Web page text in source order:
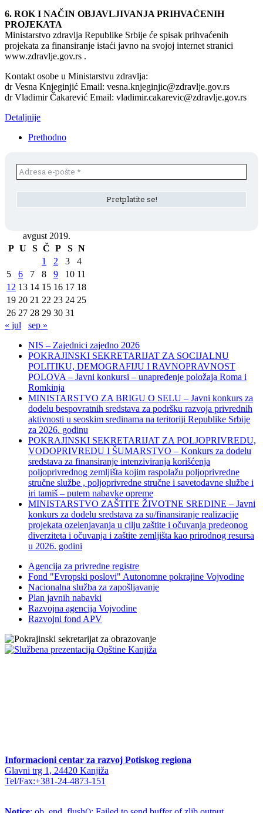
6. ROK I NAČIN OBJAVLJIVANJA PRIHVAĆENIH
PROJEKATA
Ministarstvo zdravlja Republike Srbije će spisak prihvaćenih
projekata za finansiranje istaći javno na svojoj internet stranici
www.zdravlje.gov.rs .
Kontakt osobe u Ministarstvu zdravlja:
dr Vesna Knjeginjić Email: vesna.knjeginjic@zdravlje.gov.rs
dr Vladimir Čakarević Email: vladimir.cakarevic@zdravlje.gov.rs
Detaljnije
Prethodno
avgust 2019.
P U S Č P S N
1
2 3
4
5
6 7 8 9 10 11
12 13 14 15 16 17 18
19 20 21 22 23 24 25
26 27 28 29 30 31
« jul
sep »
NIS – Zajednici zajedno 2026
POKRAJINSKI SEKRETARIJAT ZA SOCIJALNU
POLITIKU, DEMOGRAFIJU I RAVNOPRAVNOST
POLOVA – Javni konkursi – unapređenje položaja Roma i
Romkinja
MINISTARSTVO ZA BRIGU O SELU – Javni konkurs za
dodelu bespovratnih sredstava za podršku razvoja privrednih
aktivnosti u seoskim sredinama na teritoriji Republike Srbije
za 2026. godinu
POKRAJINSKI SEKRETARIJAT ZA POLJOPRIVREDU,
VODOPRIVREDU I ŠUMARSTVO – Konkurs za dodelu
sredstava za finansiranje intenziviranja korišćenja
poljoprivrednog zemljišta kojim raspolažu poljoprivredne
stručne službe , poljoprivredne stručne i savetodavne službe i
iri tamiš ‒ putem nabavke opreme
MINISTARSTVO ZAŠTITE ŽIVOTNE SREDINE – Javni
konkurs za dodelu sredstava za su/finansiranje realizacije
projekata ozelenjavanja u cilju zaštite i očuvanja predeonog
diverziteta i očuvanja i zaštite zemljišta kao prirodnog resursa
u 2026. godini
Agencija za privredne registre
Fond "Evropski poslovi" Autonomne pokrajine Vojvodine
Nacionalna služba za zapošljavanje
Plan javnih nabavki
Razvojna agencija Vojvodine
Razvojni fond APV
Informacioni centar za razvoj Potiskog regiona
Glavni trg 1, 24420 Kanjiža
Tel/Fax:+381-24-4873-151